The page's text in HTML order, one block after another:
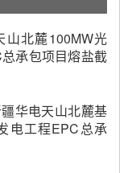
山北麓100MW光
承包项目熔盐截
蝶阀采购
华电天山北麓基
电工程EPC总承
声波流量计采购